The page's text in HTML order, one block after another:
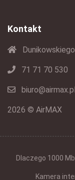
Kontakt
71 71 70 530
biuro@airmax.pl
2026 © AirMAX
Dlaczego 1000
Kamera